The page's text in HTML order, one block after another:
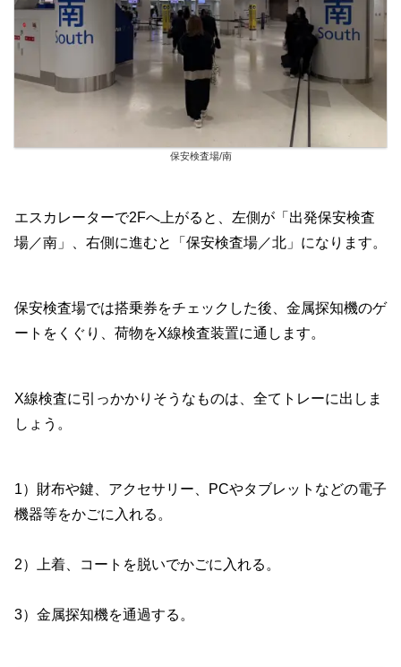
保安検査場/南
エスカレーターで2Fへ上がると、左側が「出発保安検査
場／南」、右側に進むと「保安検査場／北」になります。
保安検査場では搭乗券をチェックした後、金属探知機のゲ
ートをくぐり、荷物をX線検査装置に通します。
X線検査に引っかかりそうなものは、全てトレーに出しま
しょう。
1）財布や鍵、アクセサリー、PCやタブレットなどの電子
機器等をかごに入れる。
2）上着、コートを脱いでかごに入れる。
3）金属探知機を通過する。